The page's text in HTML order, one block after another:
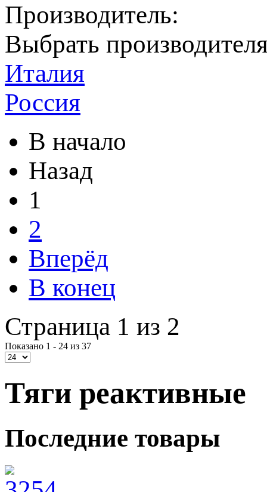
Производитель:
Выбрать
Италия
Россия
В начало
Назад
1
2
Вперёд
В конец
Страница 1 из 2
Показано 1 - 24 из 37
Тяги реактивные
Последние товары